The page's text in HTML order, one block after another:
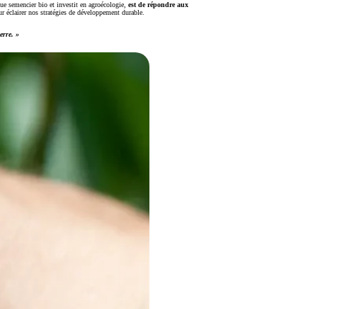
semencier bio et investit en agroécologie,est de répondre aux
éclairer nos stratégies de développement durable.
»